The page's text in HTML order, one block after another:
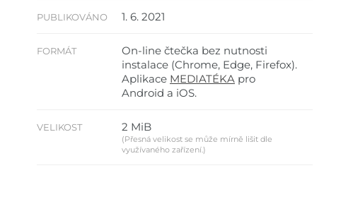
PUBLIKOVÁNO 1. 6. 2021
FORMÁT
On-line čtečka bez nutnosti
instalace (Chrome, Edge, Firefox).
Aplikace MEDIATÉKA pro
Android a iOS.
VELIKOST 2 MiB
(Přesná velikost se může mírně lišit dle
využívaného zařízení.)